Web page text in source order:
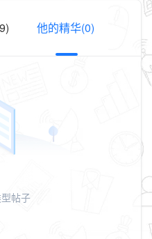
他的精华(0)
帖子